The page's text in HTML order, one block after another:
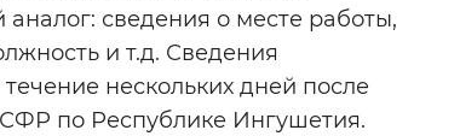
сведения о месте работы,
и т.д. Сведения
нескольких дней после
по Республике Ингушетия.